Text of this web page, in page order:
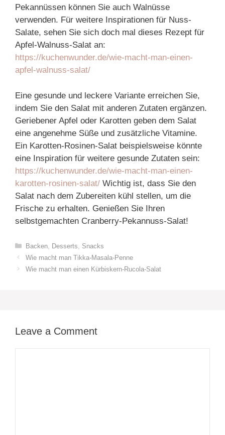
Pekannüssen können Sie auch Walnüsse
verwenden. Für weitere Inspirationen für Nuss-
Salate, sehen Sie sich doch mal dieses Rezept für
Apfel-Walnuss-Salat an:
https://kuchenwunder.de/wie-macht-man-einen-
apfel-walnuss-salat/
Eine gesunde und leckere Variante erreichen Sie,
indem Sie den Salat mit anderen Zutaten ergänzen.
Geriebener Apfel oder Karotten geben dem Salat
eine angenehme Süße und zusätzliche Vitamine.
Ein Karotten-Rosinen-Salat beispielsweise könnte
eine Inspiration für weitere gesunde Zutaten sein:
https://kuchenwunder.de/wie-macht-man-einen-
karotten-rosinen-salat/ Wichtig ist, dass Sie den
Salat nach dem Zubereiten kühl stellen, um die
Frische zu erhalten. Genießen Sie Ihren
selbstgemachten Cranberry-Pekannuss-Salat!
Categories
Backen, Desserts
Snacks
Wie macht man Tikka-Masala-Penne
Wie macht man einen Kürbiskern-Rucola-Salat
Leave a Comment